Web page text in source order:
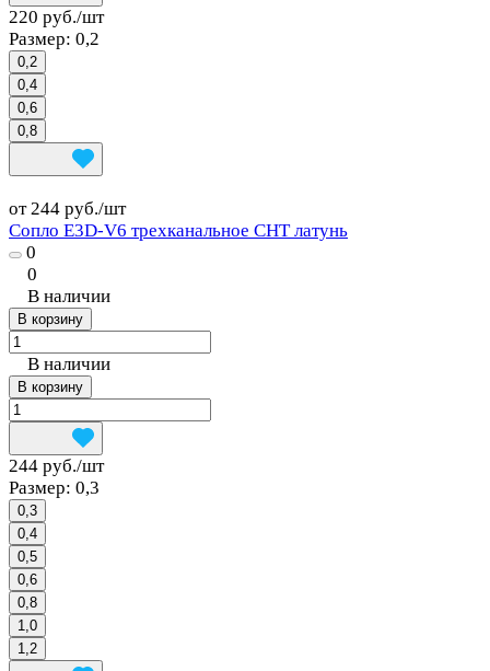
220 руб./шт
Размер: 0,2
0,2
0,4
0,6
0,8
от 244 руб./шт
Сопло E3D-V6 трехканальное CHT латунь
0
0
В наличии
В корзину
В наличии
В корзину
244 руб./шт
Размер: 0,3
0,3
0,4
0,5
0,6
0,8
1,0
1,2